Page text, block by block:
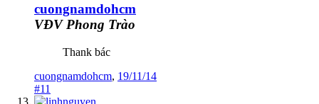
cuongnamdohcm
VĐV Phong Trào
Thank bác
cuongnamdohcm, 19/11/14
#11